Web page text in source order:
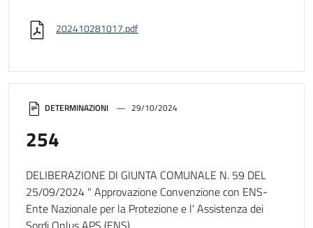
DETERMINAZIONI 29/10/2024
254
DELIBERAZIONE DI GIUNTA COMUNALE N. 59 DEL
25/09/2024 " Approvazione Convenzione con ENS-
Ente Nazionale per la Protezione e l' Assistenza dei
202410281017.pdf